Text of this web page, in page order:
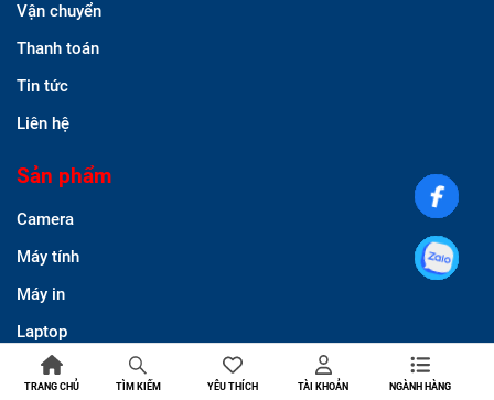
Vận chuyển
Thanh toán
Tin tức
Liên hệ
Sản phẩm
Camera
Máy tính
Máy in
Laptop
Thẻ nhớ
TRANG CHỦ TÌM KIẾM YÊU THÍCH TÀI KHOẢN NGÀNH HÀNG